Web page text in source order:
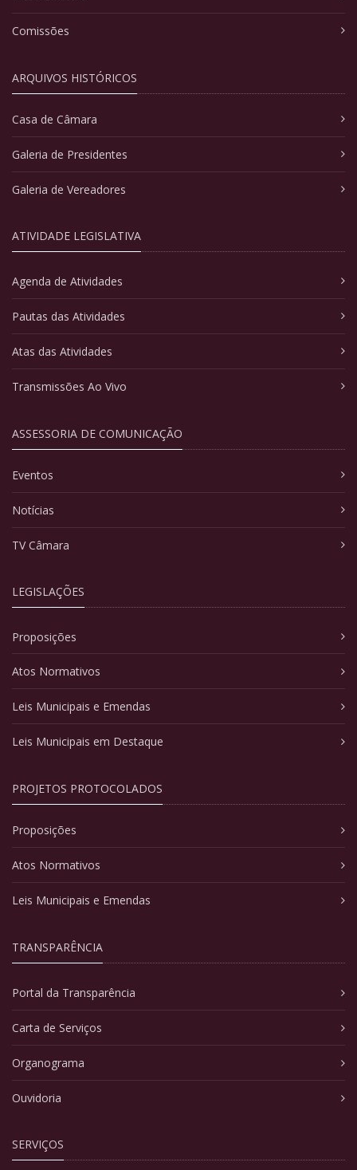
Comissões
ARQUIVOS HISTÓRICOS
Casa de Câmara
Galeria de Presidentes
Galeria de Vereadores
ATIVIDADE LEGISLATIVA
Agenda de Atividades
Pautas das Atividades
Atas das Atividades
Transmissões Ao Vivo
ASSESSORIA DE COMUNICAÇÃO
Eventos
Notícias
TV Câmara
LEGISLAÇÕES
Proposições
Atos Normativos
Leis Municipais e Emendas
Leis Municipais em Destaque
PROJETOS PROTOCOLADOS
Proposições
Atos Normativos
Leis Municipais e Emendas
TRANSPARÊNCIA
Portal da Transparência
Carta de Serviços
Organograma
Ouvidoria
SERVIÇOS